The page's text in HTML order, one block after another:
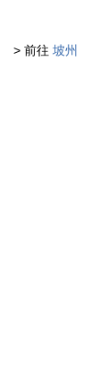
> 前往 坡州